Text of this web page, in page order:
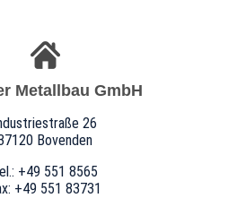
Metallbau GmbH
26
Bovenden
+49 551 8565
+49 551 83731